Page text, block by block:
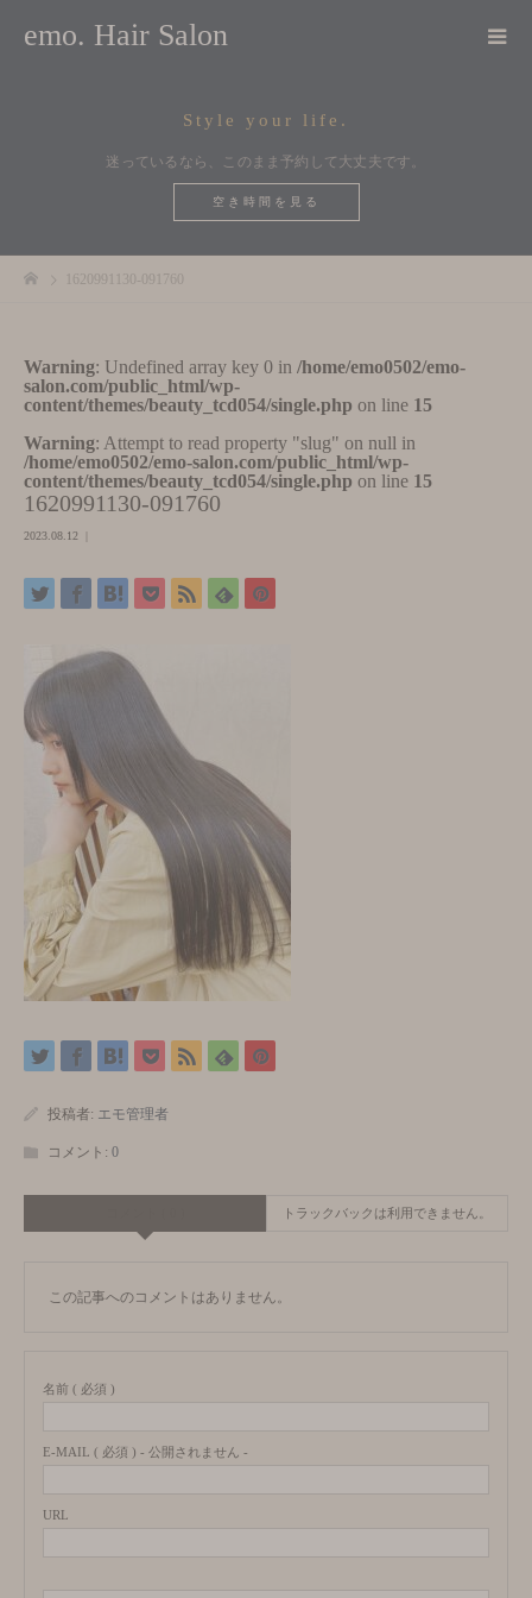
emo. Hair Salon
Style your life.
迷っているなら、このまま予約して大丈夫です。
空き時間を見る
1620991130-091760
Warning: Undefined array key 0 in /home/emo0502/emo-
salon.com/public_html/wp-
content/themes/beauty_tcd054/single.php on line 15
Warning: Attempt to read property "slug" on null in
/home/emo0502/emo-salon.com/public_html/wp-
content/themes/beauty_tcd054/single.php on line 15
1620991130-091760
2023.08.12
投稿者: エモ管理者
コメント: 0
トラックバックは利用できません。
この記事へのコメントはありません。
名前 ( 必須 )
E-MAIL ( 必須 ) - 公開されません -
URL